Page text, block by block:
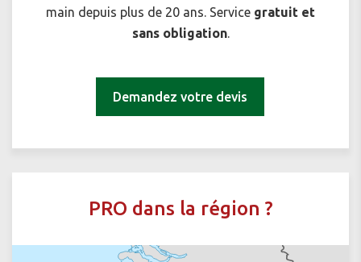
main depuis plus de 20 ans. Service gratuit et
sans obligation.
Demandez votre devis
PRO dans la région ?